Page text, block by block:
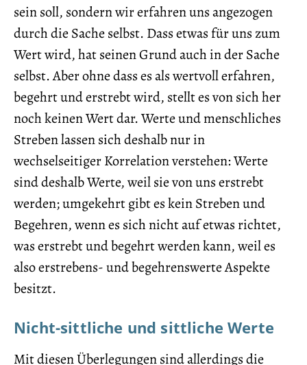
sein soll, sondern wir erfahren uns angezogen
durch die Sache selbst. Dass etwas für uns zum
Wert wird, hat seinen Grund auch in der Sache
selbst. Aber ohne dass es als wertvoll erfahren,
begehrt und erstrebt wird, stellt es von sich her
noch keinen Wert dar. Werte und menschliches
Streben lassen sich deshalb nur in
wechselseitiger Korrelation verstehen: Werte
sind deshalb Werte, weil sie von uns erstrebt
werden; umgekehrt gibt es kein Streben und
Begehren, wenn es sich nicht auf etwas richtet,
was erstrebt und begehrt werden kann, weil es
also erstrebens- und begehrenswerte Aspekte
besitzt.
Nicht-sittliche und sittliche Werte
Mit diesen Überlegungen sind allerdings die